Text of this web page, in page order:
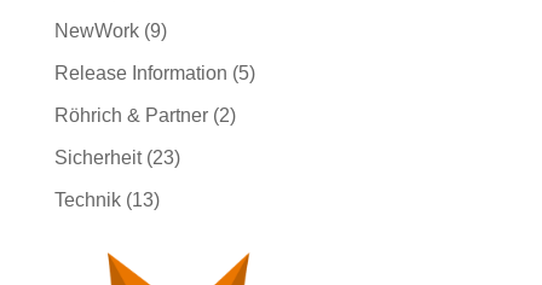
NewWork(9)
Release Information (5)
Röhrich & Partner(2)
Sicherheit(23)
Technik(13)